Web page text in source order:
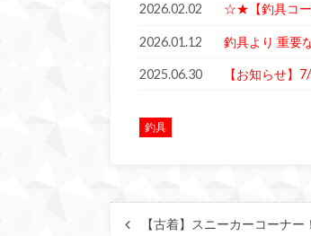
2026.02.02 ☆★【釣具コー
2026.01.12 釣具より 重要
2025.06.30 【お知らせ
釣具
【古着】スニーカーコーナー